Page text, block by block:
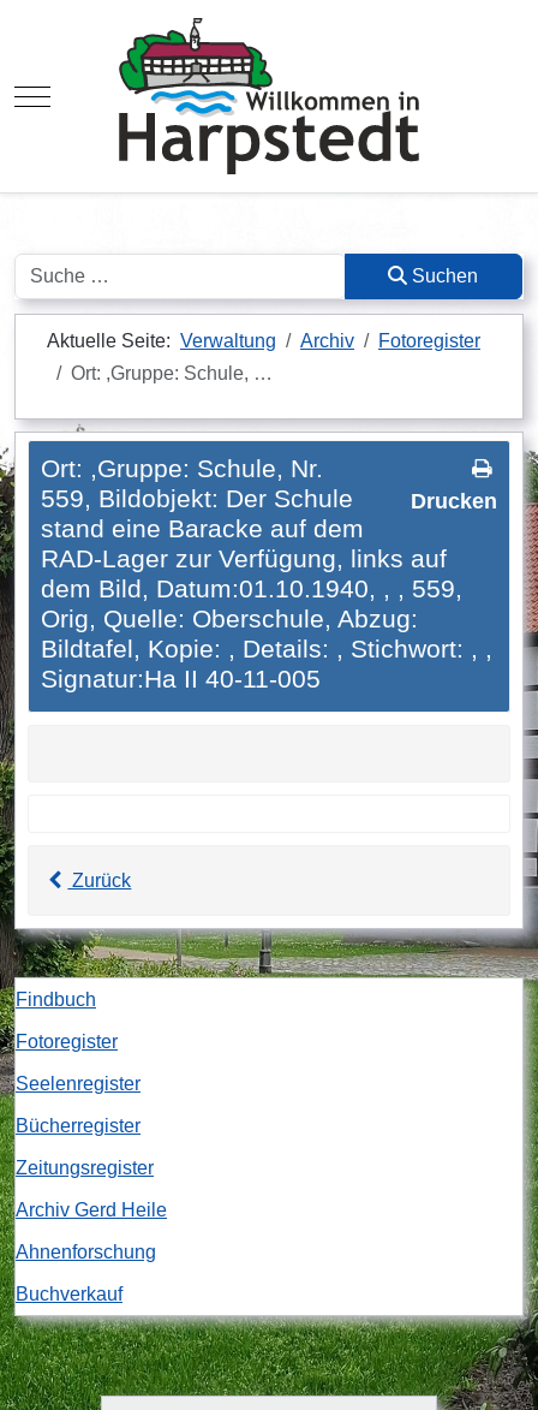
Mobile Menu Toggle
Suchen Suchen
Aktuelle Seite: Verwaltung Archiv
Fotoregister
Ort: ,Gruppe: Schule, …
Drucken
Ort: ,Gruppe: Schule, Nr.
559, Bildobjekt: Der Schule
stand eine Baracke auf dem
RAD-Lager zur Verfügung, links auf
dem Bild, Datum:01.10.1940, , , 559,
Orig, Quelle: Oberschule, Abzug:
Bildtafel, Kopie: , Details: , Stichwort: , ,
Signatur:Ha II 40-11-005
Zurück
Findbuch
Fotoregister
Seelenregister
Bücherregister
Zeitungsregister
Archiv Gerd Heile
Ahnenforschung
Buchverkauf